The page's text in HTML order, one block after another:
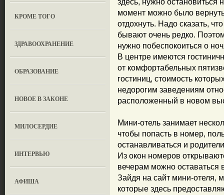
КРОМЕ ТОГО
ЗДРАВООХРАНЕНИЕ
OБРАЗОВАНИЕ
НОВОЕ В ЗАКОНЕ
МИЛОСЕРДИЕ
ИНТЕРВЬЮ
АФИША
здесь, нужно
момент можно было
отдохнуть. Надо сказать,
бывают очень редко.
нужно побеспокоиться о
В центре имеются
от комфортабельных
гостиниц, стоимость
недорогим заведениям
расположенный в новом
Мини-отель занимает
чтобы попасть в номер,
останавливаться и
Из окон номеров
вечерам можно
Зайдя на сайт мини-отеля,
которые здесь